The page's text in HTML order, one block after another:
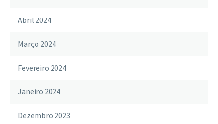
Abril 2024
Março 2024
Fevereiro 2024
Janeiro 2024
Dezembro 2023